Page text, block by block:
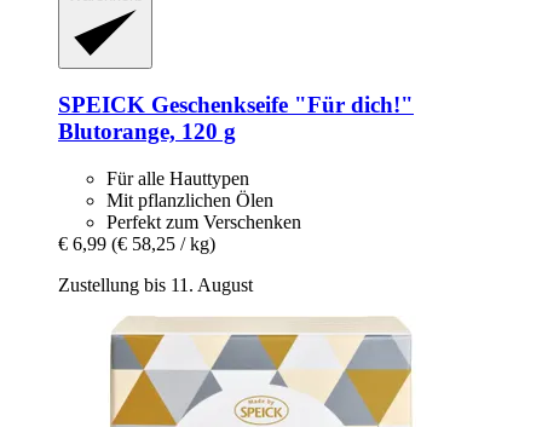
SPEICK Geschenkseife "Für dich!"
Blutorange, 120 g
Für alle Hauttypen
Mit pflanzlichen Ölen
Perfekt zum Verschenken
€ 6,99 (€ 58,25 / kg)
Zustellung bis 11. August